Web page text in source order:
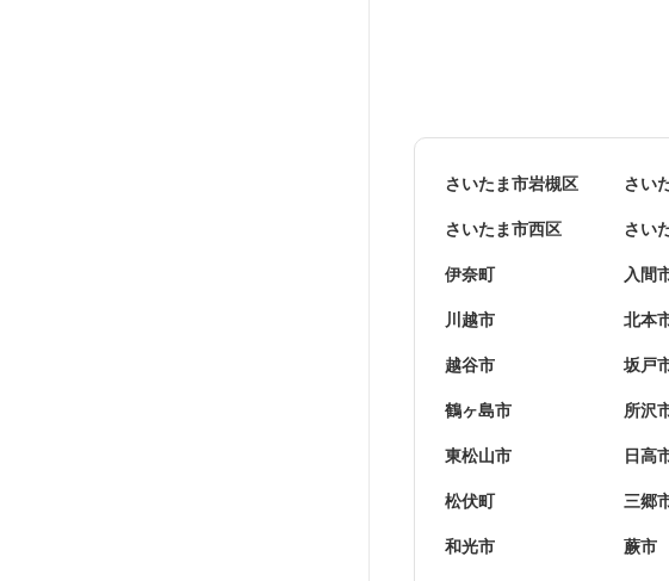
さいたま市岩槻区 さい
さいたま市西区 さい
伊奈町 入間
川越市 北本
越谷市 坂戸
鶴ヶ島市 所沢
東松山市 日高
松伏町 三郷
和光市 蕨市